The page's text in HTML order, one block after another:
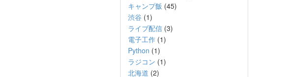
キャンプ飯 (45)
渋谷 (1)
ライブ配信(3)
電子工作(1)
Python (1)
ラジコン (1)
北海道 (2)